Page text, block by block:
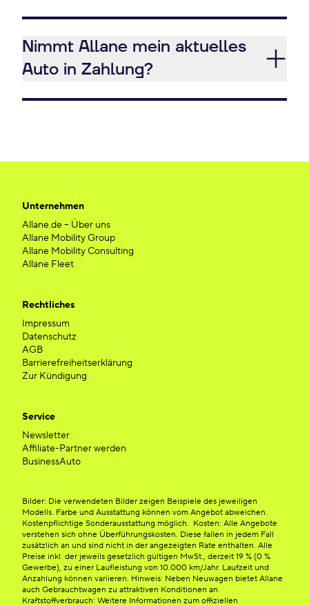
Nimmt Allane mein aktuelles
Auto in Zahlung?
Unternehmen
Allane.de – Über uns
Allane Mobility Group
Allane Mobility Consulting
Allane Fleet
Rechtliches
Impressum
Datenschutz
AGB
Barrierefreiheitserklärung
Zur Kündigung
Service
Newsletter
Affiliate-Partner werden
BusinessAuto
Bilder: Die verwendeten Bilder zeigen Beispiele des jeweiligen
Modells. Farbe und Ausstattung können vom Angebot abweichen.
Kostenpflichtige Sonderausstattung möglich. Kosten: Alle Angebote
verstehen sich ohne Überführungskosten. Diese fallen in jedem Fall
zusätzlich an und sind nicht in der angezeigten Rate enthalten. Alle
Preise inkl. der jeweils gesetzlich gültigen MwSt., derzeit 19 % (0 %
Gewerbe), zu einer Laufleistung von 10.000 km/Jahr. Laufzeit und
Anzahlung können variieren. Hinweis: Neben Neuwagen bietet Allane
auch Gebrauchtwagen zu attraktiven Konditionen an.
Kraftstoffverbrauch: Weitere Informationen zum offiziellen